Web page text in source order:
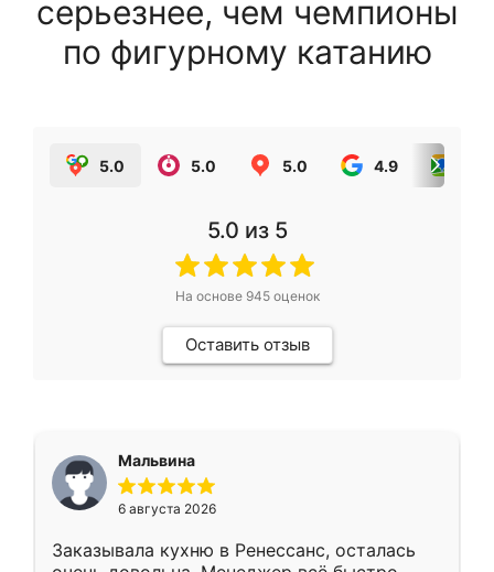
серьезнее, чем чемпионы
по фигурному катанию
5.0 5.0 5.0 4.9
5.0 из 5
На основе 945оценок
Оставить отзыв
Мальвина
6 августа 2026
Заказывала кухню в Ренессанс, осталась